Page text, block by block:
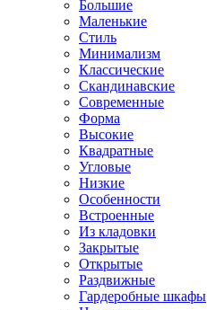
Большие
Маленькие
Стиль
Минимализм
Классические
Скандинавские
Современные
Форма
Высокие
Квадратные
Угловые
Низкие
Особенности
Встроенные
Из кладовки
Закрытые
Открытые
Раздвижные
Гардеробные шкафы